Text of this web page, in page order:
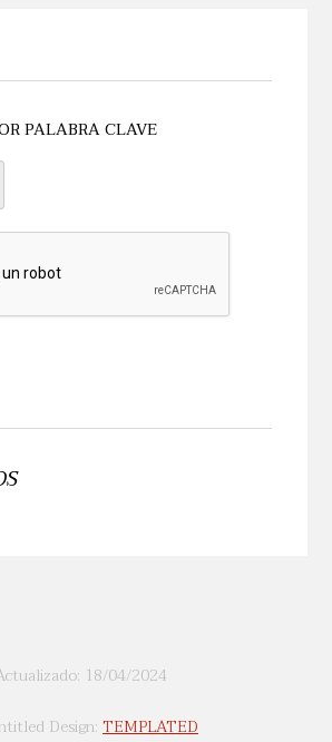
PALABRA CLAVE
18/04/2024
Design: TEMPLATED